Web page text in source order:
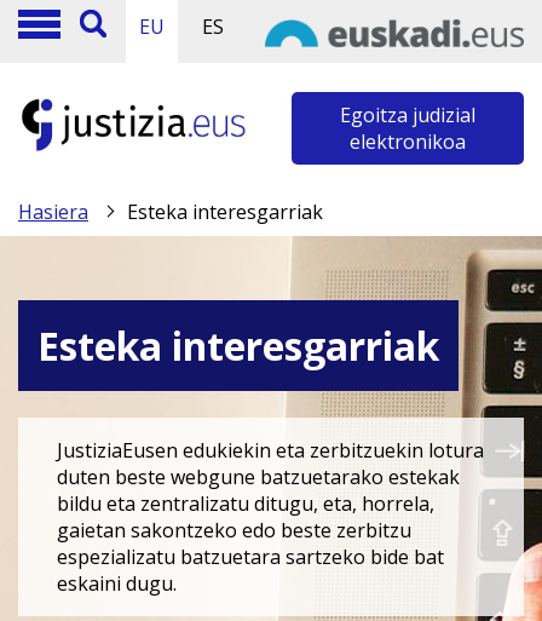
EU ES
Egoitza judizial
elektronikoa
Hasiera Esteka interesgarriak
Esteka interesgarriak
JustiziaEusen edukiekin eta zerbitzuekin lotura
duten beste webgune batzuetarako estekak
bildu eta zentralizatu ditugu, eta, horrela,
gaietan sakontzeko edo beste zerbitzu
espezializatu batzuetara sartzeko bide bat
eskaini dugu.